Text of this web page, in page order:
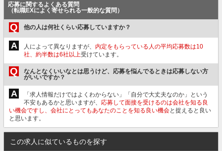
応募に関するよくある質問
（転職EXによく寄せられる一般的な質問）
Q 他の人は何社くらい応募していますか？
A 人によって異なりますが、 内定をもらっている人の平均応募数は10
社、約半数は6社以上受けています。
Q
なんとなくいいなとは思うけど、応募を悩んでるときは応募しない方
がいいですか？
A
「求人情報だけではよくわからない」「自分で大丈夫なのか」という
不安もあるかと思いますが、 応募して面接を受けるのは会社を知る良
い機会ですし、会社にとってもあなたのことを知る良い機会と捉えると良い
と思います。
この求人に似ているものを探す